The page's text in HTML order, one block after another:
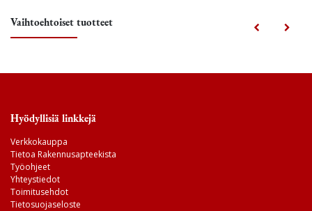
Vaihtoehtoiset tuotteet
Hyödyllisiä linkkejä
Verkkokauppa
Tietoa Rakennusapteekista
Työohjeet
Yhteystiedot
Toimitusehdot
Tietosuojaseloste